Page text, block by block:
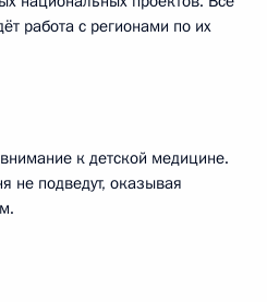
работа с регионами по их
к детской медицине.
не подведут, оказывая